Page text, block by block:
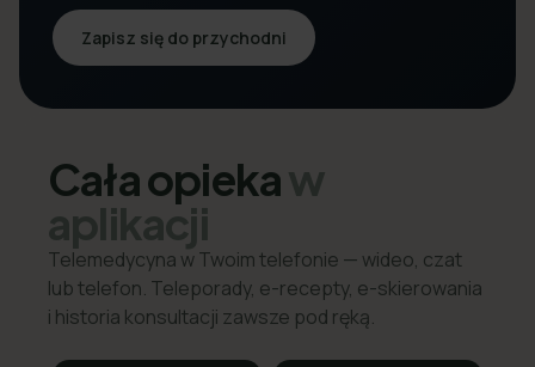
Zapisz się do przychodni
Cała opiekaw
aplikacji
Telemedycyna w Twoim telefonie — wideo, czat
lub telefon. Teleporady, e-recepty, e-skierowania
i historia konsultacji zawsze pod ręką.